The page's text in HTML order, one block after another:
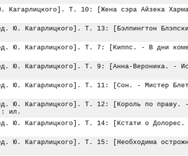
Т. 10: [Жена сэра Айзека
Кагарлицкого]. Т. 13: [Бэлпингтон
Ю. Кагарлицкого]. Т. 7: [Киппс. - В дни
Кагарлицкого]. Т. 9: [Анна-Вероника. -
Кагарлицкого]. Т. 11: [Сон. - Мистер
Кагарлицкого]. Т. 12: [Король по праву. -
ил.
Ю. Кагарлицкого]. Т. 14: [Кстати о
Кагарлицкого]. Т. 15: [Необходима